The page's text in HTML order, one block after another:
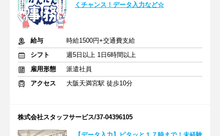
くチャンス！データ入力など☆
給与
時給1500円+交通費支給
シフト
週5日以上 1日6時間以上
雇用形態
派遣社員
アクセス
大阪天満宮駅 徒歩10分
株式会社スタッフサービス/37-04396105